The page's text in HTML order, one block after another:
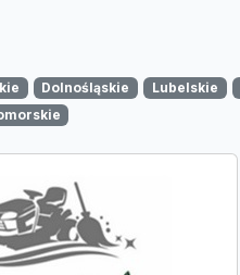
Dolnośląskie Lubelskie